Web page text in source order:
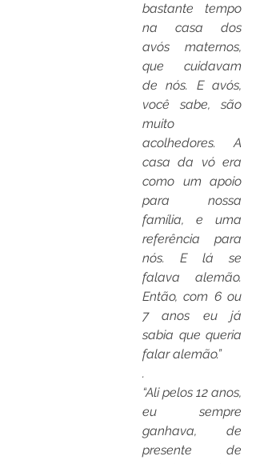
bastante tempo
na casa dos
avós maternos,
que cuidavam
de nós. E avós,
você sabe, são
muito
acolhedores. A
casa da vó era
como um apoio
para nossa
família, e uma
referência para
nós. E lá se
falava alemão.
Então, com 6 ou
7 anos eu já
sabia que queria
falar alemão.”
.
“Ali pelos 12 anos,
eu sempre
ganhava, de
presente de